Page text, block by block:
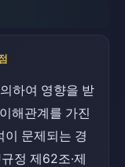
하여 영향을 받
해관계를 가진
이 문제되는 경
정 제62조·제